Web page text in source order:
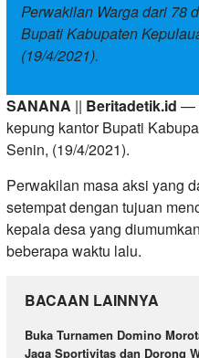
Perwakilan Warga dari 78
Bupati Kabupaten
(19/4/2021).
SANANA || Beritadetik.id —
kepung kantor Bupati
Senin, (19/4/2021).
Perwakilan masa aksi yang
setempat dengan tujuan
kepala desa yang
beberapa waktu lalu.
BACAAN LAINNYA
Buka Turnamen Domino
Jaga Sportivitas dan Dorong